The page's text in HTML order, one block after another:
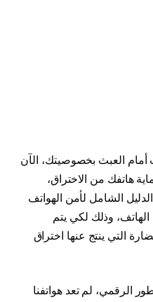
أمام العبث بخصوصيتك، الآن
هاتفك من الاختراق،
الشامل لأمن الهواتف
الهاتف، وذلك لكي يتم
التي ينتج عنها اختراق
الرقمي، لم تعد هواتفنا